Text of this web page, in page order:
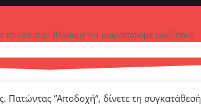
Πατώντας “Αποδοχή”, δίνετε τη συγκατάθεσή
νέα που θέλουμε να μοιραστούμε μαζί σου!